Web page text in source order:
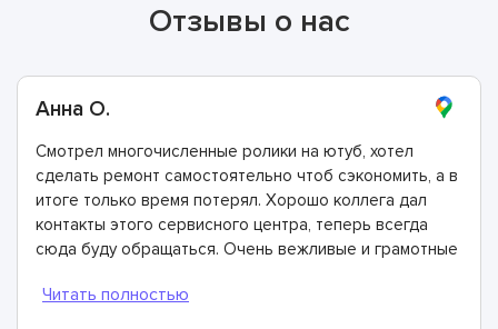
Отзывы о нас
Анна О.
Смотрел многочисленные ролики на ютуб, хотел
сделать ремонт самостоятельно чтоб сэкономить, а в
итоге только время потерял. Хорошо коллега дал
контакты этого сервисного центра, теперь всегда
сюда буду обращаться. Очень вежливые и грамотные
гарантию.